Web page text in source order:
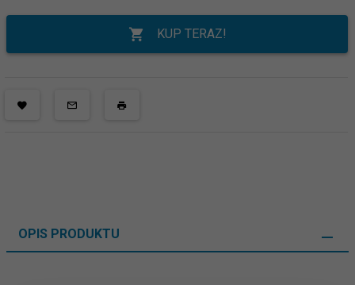
KUP TERAZ!
OPIS PRODUKTU